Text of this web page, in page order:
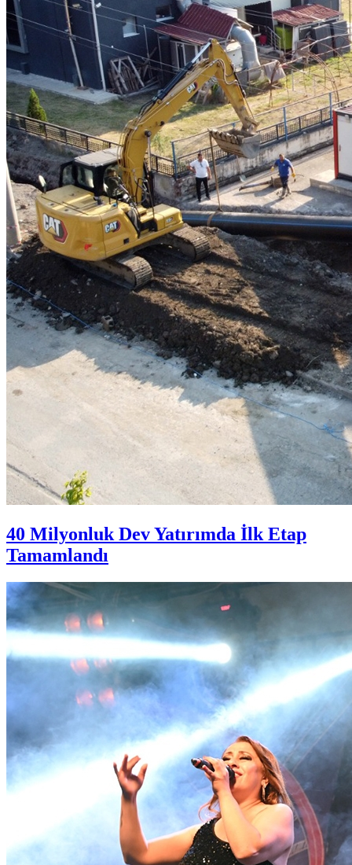
40 Milyonluk Dev Yatırımda İlk Etap
Tamamlandı